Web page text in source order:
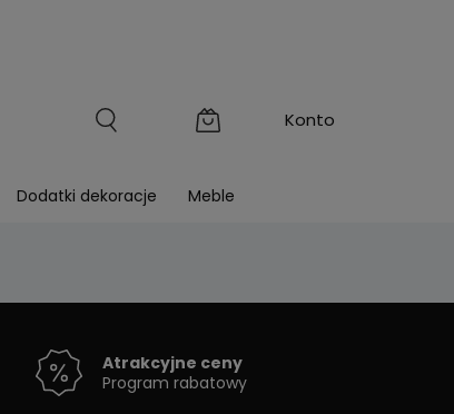
Dodatki dekoracje Meble
Atrakcyjne ceny
Program rabatowy